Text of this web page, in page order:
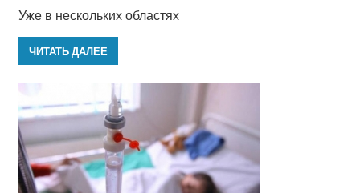
Уже в нескольких областях
ЧИТАТЬ ДАЛЕЕ